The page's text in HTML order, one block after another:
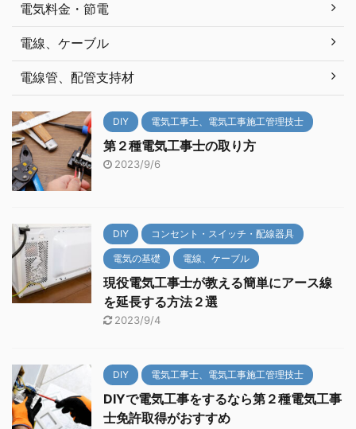
電気料金・節電
電線、ケーブル
電線管、配管支持材
DIY 電気工事士、電気工事施工管理技士
第２種電気工事士の取り方
2023/9/6
DIY コンセント・スイッチ・配線器具
電気の基礎 電線、ケーブル
現役電気工事士が教える簡単にアース線
を延長する方法２選
2023/9/4
DIY 電気工事士、電気工事施工管理技士
DIYで電気工事をするなら第２種電気工事
士免許取得がおすすめ